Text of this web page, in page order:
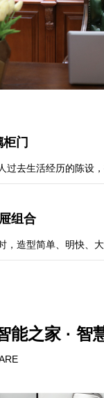
门
过去生活经历的陈设
组合
，造型简单、明快、
能之家 · 智